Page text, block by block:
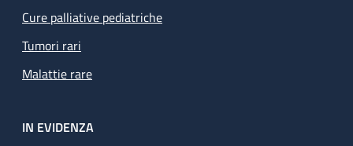
Cure palliative pediatriche
Tumori rari
Malattie rare
IN EVIDENZA